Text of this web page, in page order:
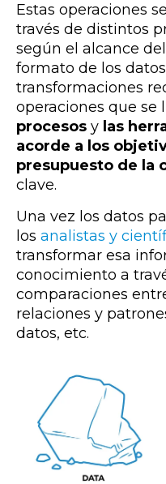
Estas operaciones
través de distintos
según el alcance
formato de los
transformaciones
operaciones que se
procesos y las
acorde a los
presupuesto de la
clave.
Una vez los datos
los analistas y
transformar esa
conocimiento a
comparaciones
relaciones y
datos, etc.